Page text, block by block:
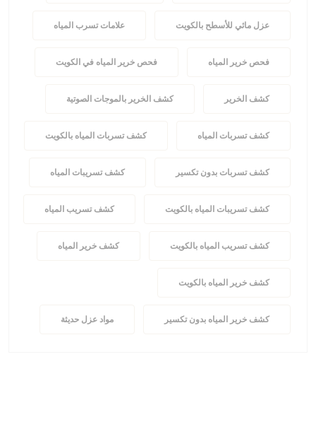
عزل مائي للأسطح بالكويت علامات تسرب المياه
فحص خرير المياه فحص خرير المياه في الكويت
كشف الخرير كشف الخرير بالموجات الصوتية
كشف تسربات المياه كشف تسربات المياه بالكويت
كشف تسربات بدون تكسير كشف تسريبات المياه
كشف تسريبات المياه بالكويت كشف تسريب المياه
كشف تسريب المياه بالكويت كشف خرير المياه
كشف خرير المياه بالكويت
كشف خرير المياه بدون تكسير مواد عزل حديثة